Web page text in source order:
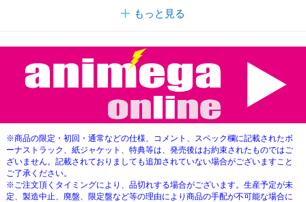
もっと見る
※商品の限定・初回・通常などの仕様、コメント、スペック欄に記載されたボ
ーナストラック、紙ジャケット、特典等は、発売後はお約束されたものではご
ざいません。記載されておりましても追加されていない場合がございますこと
ご了承ください。
※ご注文頂くタイミングにより、品切れする場合がございます。生産予定が未
定、製造中止、廃盤、限定盤など等の理由により商品の手配が不可能な場合に